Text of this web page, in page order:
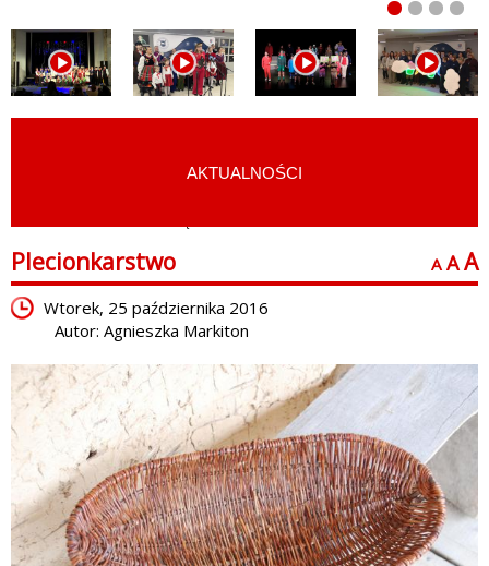
AKTUALNOŚCI
Plecionkarstwo A A A
Wtorek, 25 października 2016
Autor: Agnieszka Markiton